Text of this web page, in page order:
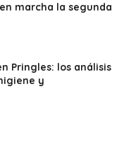
marcha la segunda
Pringles: los análisis
y